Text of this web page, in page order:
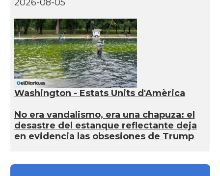
2026-08-05
Washington - Estats Units d'Amèrica
No era vandalismo, era una chapuza: el
desastre del estanque reflectante deja
en evidencia las obsesiones de Trump